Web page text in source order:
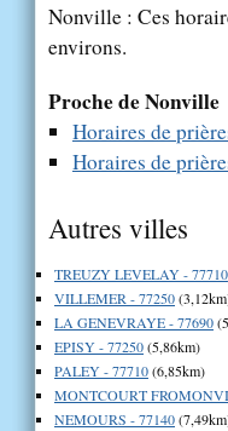
Nonville : Ces
environs.
Proche de Nonville
Horaires de
Horaires de
Autres villes
TREUZY LEVELAY - 77710
VILLEMER - 77250
LA GENEVRAYE - 77690
EPISY - 77250(5,86km)
PALEY - 77710(6,85km)
MONTCOURT
NEMOURS - 77140